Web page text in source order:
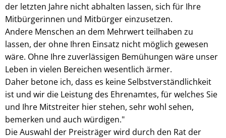
der letzten Jahre nicht abhalten lassen, sich für Ihre
Mitbürgerinnen und Mitbürger einzusetzen.
Andere Menschen an dem Mehrwert teilhaben zu
lassen, der ohne Ihren Einsatz nicht möglich gewesen
wäre. Ohne Ihre zuverlässigen Bemühungen wäre unser
Leben in vielen Bereichen wesentlich ärmer.
Daher betone ich, dass es keine Selbstverständlichkeit
ist und wir die Leistung des Ehrenamtes, für welches Sie
und Ihre Mitstreiter hier stehen, sehr wohl sehen,
bemerken und auch würdigen."
Die Auswahl der Preisträger wird durch den Rat der